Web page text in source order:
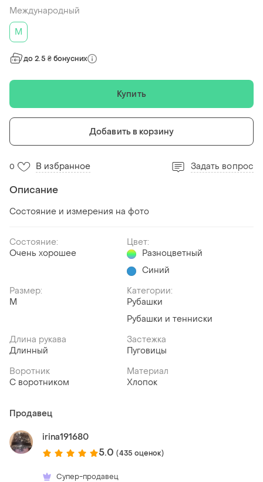
Международный
M
до 2.5 ₴ бонусних
Купить
Добавить в корзину
0 В избранное Задать вопрос
Описание
Состояние и измерения на фото
Состояние:
Очень хорошее
Цвет:
Разноцветный
Синий
Размер:
M
Категории:
Рубашки
Рубашки и тенниски
Длина рукава
Длинный
Застежка
Пуговицы
Воротник
С воротником
Материал
Хлопок
Продавец
irina191680
5.0 (435 оценок)
Супер-продавец